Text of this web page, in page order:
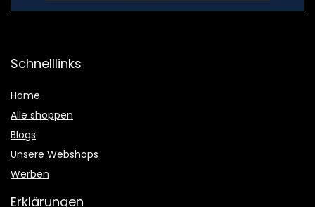
Schnelllinks
Home
Alle shoppen
Blogs
Unsere Webshops
Werben
Erklärungen